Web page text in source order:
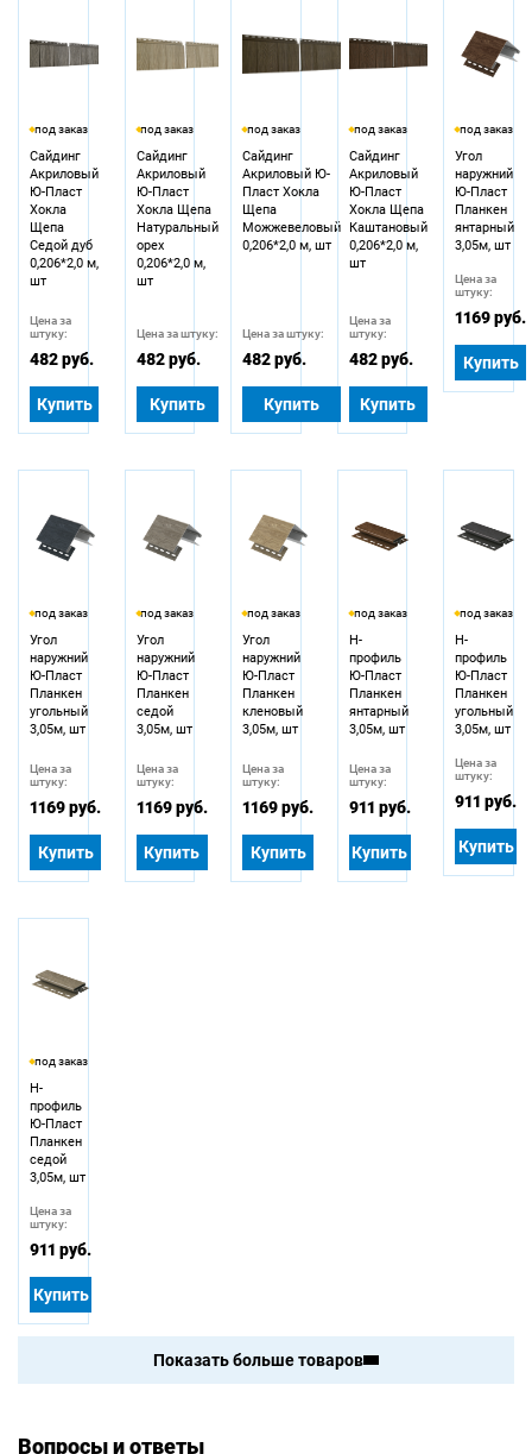
под заказ
Сайдинг
Акриловый
Ю-Пласт
Хокла
Щепа
Седой дуб
0,206*2,0 м,
шт
Цена за
штуку:
482 руб.
Купить
под заказ
Сайдинг
Акриловый
Ю-Пласт
Хокла Щепа
Натуральный
орех
0,206*2,0 м,
шт
Цена за штуку:
482 руб.
Купить
под заказ
Сайдинг
Акриловый Ю-
Пласт Хокла
Щепа
Можжевеловый
0,206*2,0 м, шт
Цена за штуку:
482 руб.
Купить
под заказ
Сайдинг
Акриловый
Ю-Пласт
Хокла Щепа
Каштановый
0,206*2,0 м,
шт
Цена за
штуку:
482 руб.
Купить
под заказ
Угол
наружний
Ю-Пласт
Планкен
янтарный
3,05м, шт
Цена за
штуку:
1169 руб.
Купить
под заказ
Угол
наружний
Ю-Пласт
Планкен
угольный
3,05м, шт
Цена за
штуку:
1169 руб.
Купить
под заказ
Угол
наружний
Ю-Пласт
Планкен
седой
3,05м, шт
Цена за
штуку:
1169 руб.
Купить
под заказ
Угол
наружний
Ю-Пласт
Планкен
кленовый
3,05м, шт
Цена за
штуку:
1169 руб.
Купить
под заказ
H-
профиль
Ю-Пласт
Планкен
янтарный
3,05м, шт
Цена за
штуку:
911 руб.
Купить
под заказ
H-
профиль
Ю-Пласт
Планкен
угольный
3,05м, шт
Цена за
штуку:
911 руб.
Купить
под заказ
H-
профиль
Ю-Пласт
Планкен
седой
3,05м, шт
Цена за
штуку:
911 руб.
Купить
Показать больше товаров
Вопросы и ответы